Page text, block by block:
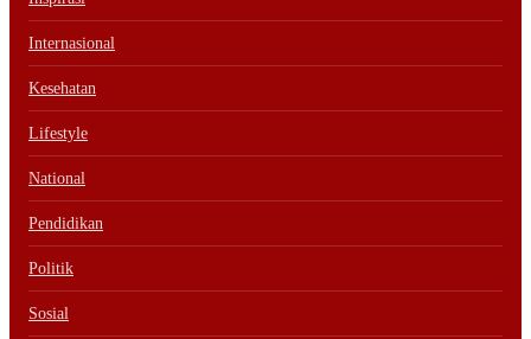
Internasional
Kesehatan
Lifestyle
National
Pendidikan
Politik
Sosial